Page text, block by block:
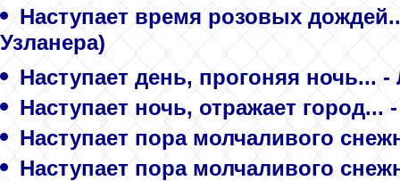
Наступает время розовых
Узланерa)
Наступает день, прогоняя ночь...
Наступает ночь, отражает город...
Наступает пора молчаливого
Наступает пора молчаливого